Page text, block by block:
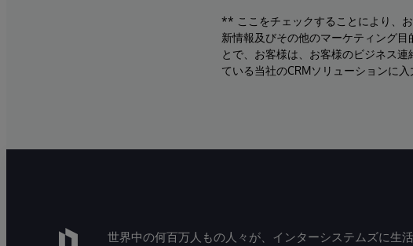
** ここをチェックすることにより、
新情報及びその他のマーケティング
とで、お客様は、お客様のビジネス
ている当社のCRMソリューションに
世界中の何百万人もの人々が、インターシステムズに生